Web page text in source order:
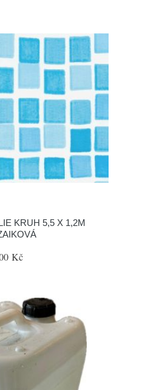
KRUH 5,5 X 1,2M
Kč